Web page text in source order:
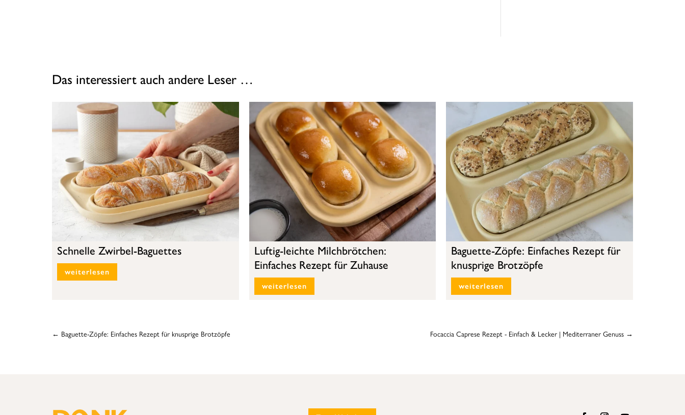
Das interessiert auch andere Leser …
Schnelle Zwirbel-Baguettes
weiterlesen
Luftig-leichte Milchbrötchen:
Einfaches Rezept für Zuhause
weiterlesen
Baguette-Zöpfe: Einfaches Rezept für
knusprige Brotzöpfe
weiterlesen
← Baguette-Zöpfe: Einfaches Rezept für knusprige Brotzöpfe Focaccia Caprese Rezept - Einfach & Lecker | Mediterraner Genuss →